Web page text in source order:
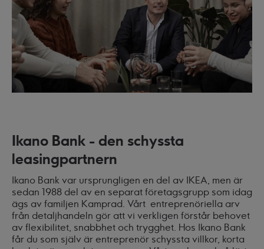
Ikano Bank - den schyssta
leasingpartnern
Ikano Bank var ursprungligen en del av IKEA, men är
sedan 1988 del av en separat företagsgrupp som idag
ägs av familjen Kamprad. Vårt entreprenöriella arv
från detaljhandeln gör att vi verkligen förstår behovet
av flexibilitet, snabbhet och trygghet. Hos Ikano Bank
får du som själv är entreprenör schyssta villkor, korta